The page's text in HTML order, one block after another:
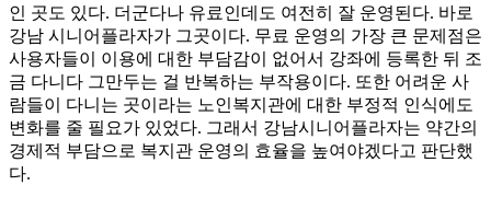
인 곳도 있다. 더군다나 유료인데도 여전히 잘 운영된다. 바로
강남 시니어플라자가 그곳이다. 무료 운영의 가장 큰 문제점은
사용자들이 이용에 대한 부담감이 없어서 강좌에 등록한 뒤 조
금 다니다 그만두는 걸 반복하는 부작용이다. 또한 어려운 사
람들이 다니는 곳이라는 노인복지관에 대한 부정적 인식에도
변화를 줄 필요가 있었다. 그래서 강남시니어플라자는 약간의
경제적 부담으로 복지관 운영의 효율을 높여야겠다고 판단했
다.